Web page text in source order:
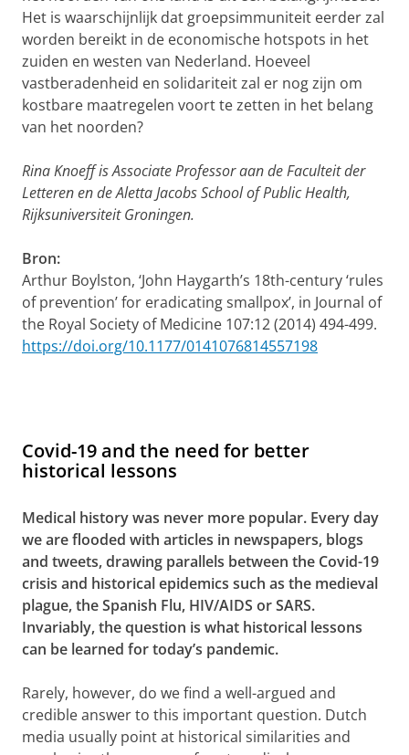
Het is waarschijnlijk dat groepsimmuniteit eerder zal
worden bereikt in de economische hotspots in het
zuiden en westen van Nederland. Hoeveel
vastberadenheid en solidariteit zal er nog zijn om
kostbare maatregelen voort te zetten in het belang
van het noorden?
Rina Knoeff is Associate Professor aan de Faculteit der
Letteren en de Aletta Jacobs School of Public Health,
Rijksuniversiteit Groningen.
Bron:
Arthur Boylston, ‘John Haygarth’s 18th-century ‘rules
of prevention’ for eradicating smallpox’, in Journal of
the Royal Society of Medicine 107:12 (2014) 494-499.
https://doi.org/10.1177/0141076814557198
Covid-19 and the need for better
historical lessons
Medical history was never more popular. Every day
we are flooded with articles in newspapers, blogs
and tweets, drawing parallels between the Covid-19
crisis and historical epidemics such as the medieval
plague, the Spanish Flu, HIV/AIDS or SARS.
Invariably, the question is what historical lessons
can be learned for today’s pandemic.
Rarely, however, do we find a well-argued and
credible answer to this important question. Dutch
media usually point at historical similarities and